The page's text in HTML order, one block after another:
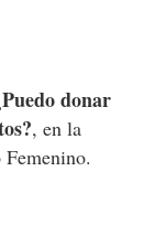
donar
, en la